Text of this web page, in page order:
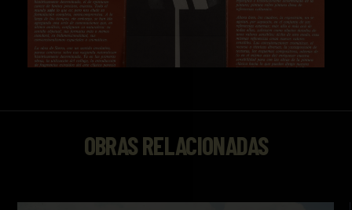
OBRAS RELACIONADAS